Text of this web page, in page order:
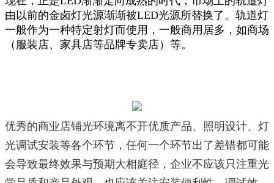
由以前的金卤灯光源渐渐被LED光源所替换了。 轨道灯
一般作为一种特定射灯而使用，一般商用居多，如商场
（服装店、家具店等品牌专卖店）等。
优秀的商业店铺光环境离不开优质产品、照明设计、灯
光调试安装等各个环节，任何一个环节出了差错都可能
会导致最终效果与预期大相庭径，企业不应该只注重光